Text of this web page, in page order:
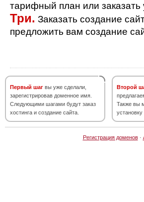
тарифный план или заказать
Три. Заказать создание
предложить вам создание
Первый шаг вы уже сделали,
зарегистрировав доменное имя.
Следующими шагами будут заказ
хостинга и создание сайта.
Второй
Также вы
Регистрация доменов·